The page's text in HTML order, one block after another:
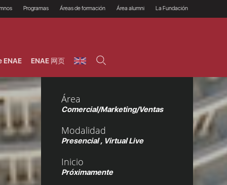
en empresas
de admisión
Becas y
estudios
Imagin LaCaixa
Préstamo Imagina
estudios Caja Rural
Programas
Programas Ejecutivos
Profesionales (Online)
Áreas de formación
Riesgos
Comercial / Marketing/
Ventas
Administración de
empresas
Operaciones
Área alumni La Fundación
ENAE ENAE 网页
Área
Comercial/Marketing/Ventas
Modalidad
Presencial , Virtual Live
Inicio
Próximamente